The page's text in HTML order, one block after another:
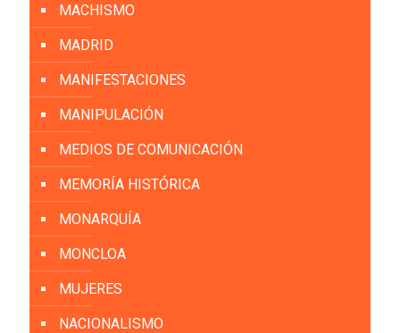
MACHISMO
MADRID
MANIFESTACIONES
MANIPULACIÓN
MEDIOS DE COMUNICACIÓN
MEMORÍA HISTÓRICA
MONARQUÍA
MONCLOA
MUJERES
NACIONALISMO